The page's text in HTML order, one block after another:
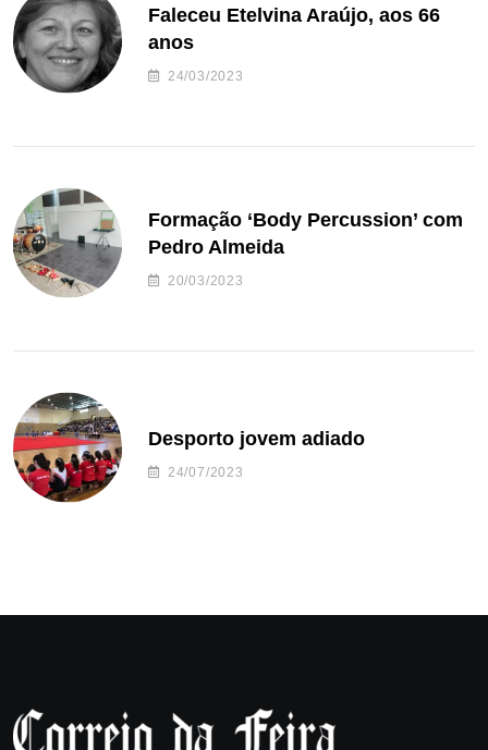
Faleceu Etelvina Araújo, aos 66
anos
24/03/2023
Formação ‘Body Percussion’ com
Pedro Almeida
20/03/2023
Desporto jovem adiado
24/07/2023